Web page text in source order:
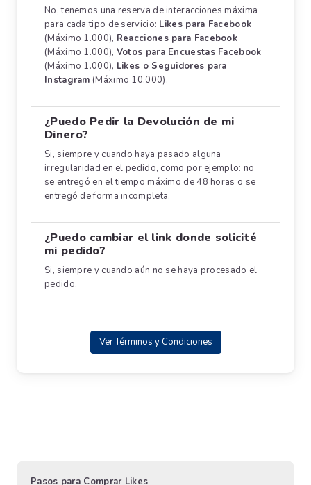
No, tenemos una reserva de interacciones máxima
para cada tipo de servicio: Likes para Facebook
(Máximo 1.000), Reacciones para Facebook
(Máximo 1.000), Votos para Encuestas Facebook
(Máximo 1.000), Likes o Seguidores para
Instagram (Máximo 10.000).
¿Puedo Pedir la Devolución de mi
Dinero?
Si, siempre y cuando haya pasado alguna
irregularidad en el pedido, como por ejemplo: no
se entregó en el tiempo máximo de 48 horas o se
entregó de forma incompleta.
¿Puedo cambiar el link donde solicité
mi pedido?
Si, siempre y cuando aún no se haya procesado el
pedido.
Ver Términos y Condiciones
Pasos para Comprar Likes